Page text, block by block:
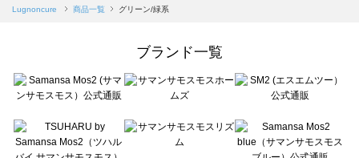
Samansa Mos2 blue（サマンサモスモス ブルー）の一覧
Te chichi（テチチ）の一覧
Te chichi CLASSIC（テチチ クラシック）の一覧
Lugnoncure（ルノンキュール）の一覧
BETTY'S BLUE（べティーズブルー）の一覧
Lugnoncure 商品一覧 グリーン/緑系
ブランド一覧